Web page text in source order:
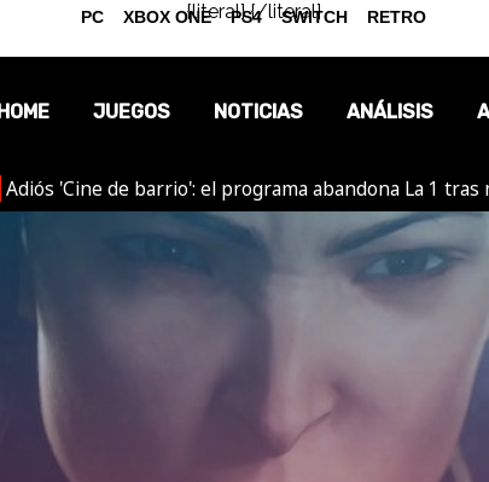
{literal}{/literal}
JUEGOS NOTICIAS
OPINIÓN
ANÁLISIS
Adiós 'Cine de barrio': el programa abandona La 1 tras
PC XBOX ONE PS4 SWITCH RETRO